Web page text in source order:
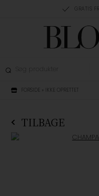
GRATIS
FORSIDE » IKKE OPRETTET
TILBAGE